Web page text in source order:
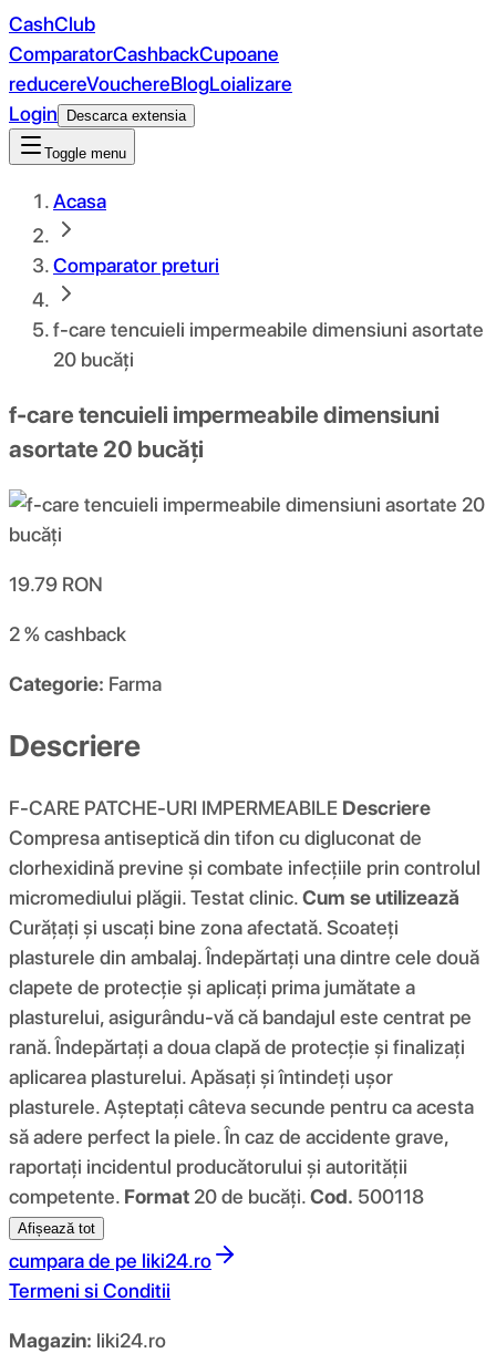
CashClub
ComparatorCashbackCupoane
reducereVouchereBlogLoializare
Login
Descarca extensia
Toggle menu
Acasa
Comparator preturi
f-care tencuieli impermeabile dimensiuni asortate
20 bucăți
f-care tencuieli impermeabile dimensiuni
asortate 20 bucăți
19.79 RON
2 %cashback
Categorie: Farma
Descriere
F-CARE PATCHE-URI IMPERMEABILE Descriere
Compresa antiseptică din tifon cu digluconat de
clorhexidină previne și combate infecțiile prin controlul
micromediului plăgii. Testat clinic.Cum se utilizează
Curățați și uscați bine zona afectată. Scoateți
plasturele din ambalaj. Îndepărtați una dintre cele două
clapete de protecție și aplicați prima jumătate a
plasturelui, asigurându-vă că bandajul este centrat pe
rană. Îndepărtați a doua clapă de protecție și finalizați
aplicarea plasturelui. Apăsați și întindeți ușor
plasturele. Așteptați câteva secunde pentru ca acesta
să adere perfect la piele. În caz de accidente grave,
raportați incidentul producătorului și autorității
competente. Format 20 de bucăți.Cod. 500118
Afișează tot
cumpara de pe liki24.ro
Termeni si Conditii
Magazin: liki24.ro